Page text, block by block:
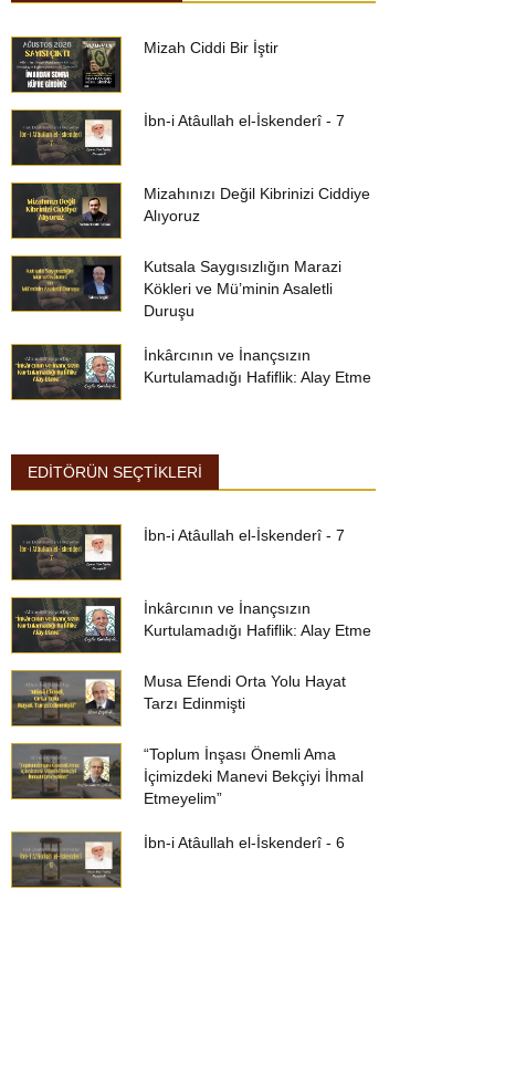
Mizah Ciddi Bir İştir
İbn-i Atâullah el-İskenderî - 7
Mizahınızı Değil Kibrinizi Ciddiye
Alıyoruz
Kutsala Saygısızlığın Marazi
Kökleri ve Mü’minin Asaletli
Duruşu
İnkârcının ve İnançsızın
Kurtulamadığı Hafiflik: Alay Etme
EDİTÖRÜN SEÇTİKLERİ
İbn-i Atâullah el-İskenderî - 7
İnkârcının ve İnançsızın
Kurtulamadığı Hafiflik: Alay Etme
Musa Efendi Orta Yolu Hayat
Tarzı Edinmişti
“Toplum İnşası Önemli Ama
İçimizdeki Manevi Bekçiyi İhmal
Etmeyelim”
İbn-i Atâullah el-İskenderî - 6